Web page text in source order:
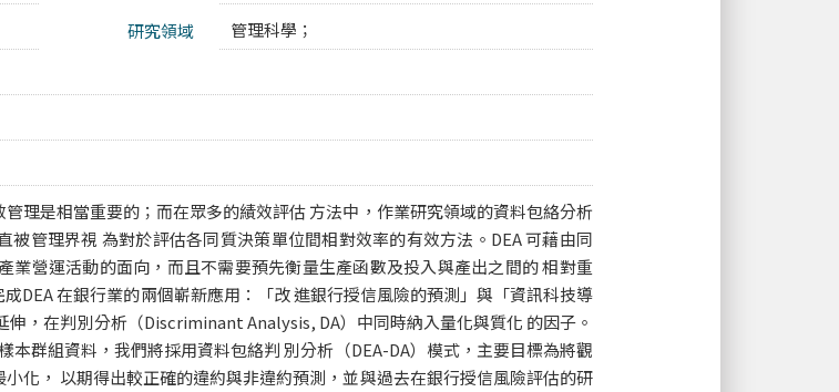
研究領域
管理科學；
理是相當重要的；而在眾多的績效評估 方法中，作業研究領域的資料包絡分析
管理界視 為對於評估各同質決策單位間相對效率的有效方法。DEA 可藉由同
業營運活動的面向，而且不需要預先衡量生產函數及投入與產出之間的 相對重
DEA 在銀行業的兩個嶄新應用：「改 進銀行授信風險的預測」與「資訊科技導
伸，在判別分析（Discriminant Analysis, DA）中同時納入量化與質化 的因子。
本群組資料，我們將採用資料包絡判 別分析（DEA-DA）模式，主要目標為將觀
化， 以期得出較正確的違約與非違約預測，並與過去在銀行授信風險評估的研